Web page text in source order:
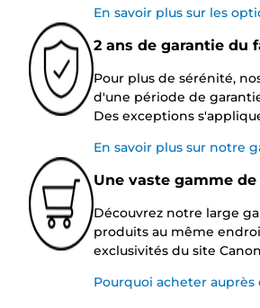
En savoir plus sur les
2 ans de garantie du
Pour plus de sérénité,
d'une période de
Des exceptions
En savoir plus sur notre
Une vaste gamme
Découvrez notre large
produits au même
exclusivités du site
Pourquoi acheter auprès